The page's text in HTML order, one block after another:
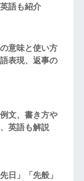
語も紹介
意味と使い方
表現、返事の
文、書き方や
英語も解説
日」「先般」